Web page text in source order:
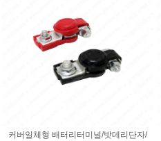
커버일체형 배터리터미널/밧데리단자/